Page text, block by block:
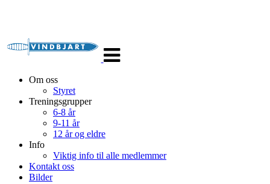
navigasjon
Om oss
Styret
Treningsgrupper
6-8 år
9-11 år
12 år og eldre
Info
Viktig info til alle medlemmer
Kontakt oss
Bilder